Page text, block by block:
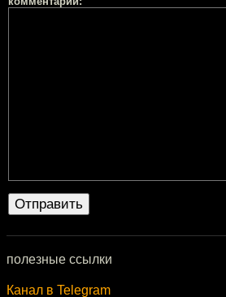
полезные ссылки
Канал в Telegram